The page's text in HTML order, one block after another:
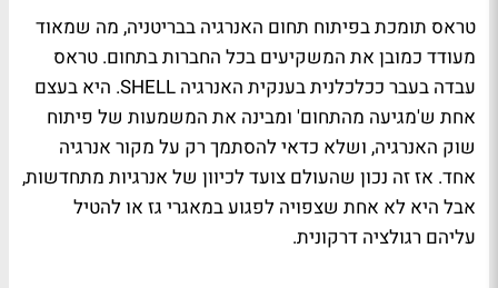
טראס תומכת בפיתוח תחום האנרגיה בבריטניה, מה שמאוד
מעודד כמובן את המשקיעים בכל החברות בתחום. טראס
עבדה בעבר ככלכלנית בענקית האנרגיה SHELL. היא בעצם
אחת ש'מגיעה מהתחום' ומבינה את המשמעות של פיתוח
שוק האנרגיה, ושלא כדאי להסתמך רק על מקור אנרגיה
אחד. אז זה נכון שהעולם צועד לכיוון של אנרגיות מתחדשות,
אבל היא לא אחת שצפויה לפגוע במאגרי גז או להטיל
עליהם רגולציה דרקונית.